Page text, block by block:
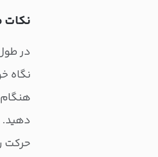
در
نگاه
دهید.
حرکت